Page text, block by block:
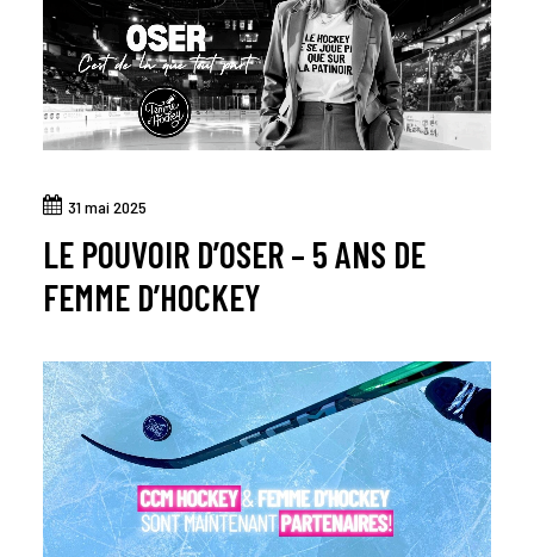
31 mai 2025
LE POUVOIR D’OSER – 5 ANS DE
FEMME D’HOCKEY